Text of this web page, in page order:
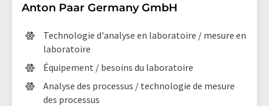
Anton Paar Germany GmbH
Technologie d'analyse en laboratoire / mesure en
laboratoire
Équipement / besoins du laboratoire
Analyse des processus / technologie de mesure
des processus